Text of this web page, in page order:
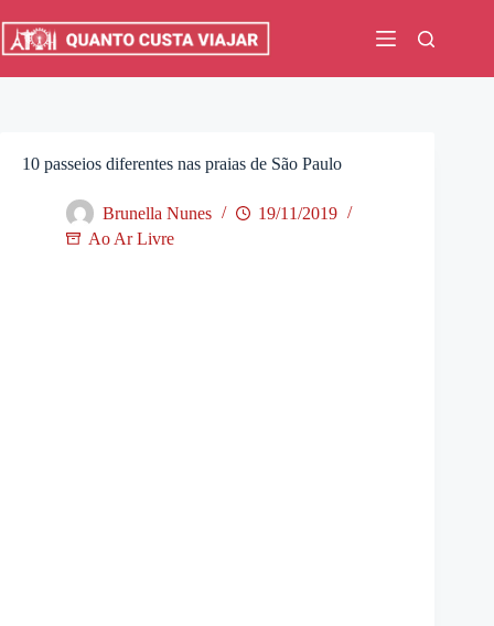
para
10 passeios diferentes nas praias de São Paulo
Brunella Nunes
19/11/2019
Ao Ar Livre